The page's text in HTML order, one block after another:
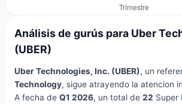
Análisis de gurús para Uber
(UBER)
Uber Technologies, Inc. (UBER), un
Technology, sigue atrayendo la atencion
A fecha de Q1 2026, un total de 22 Super